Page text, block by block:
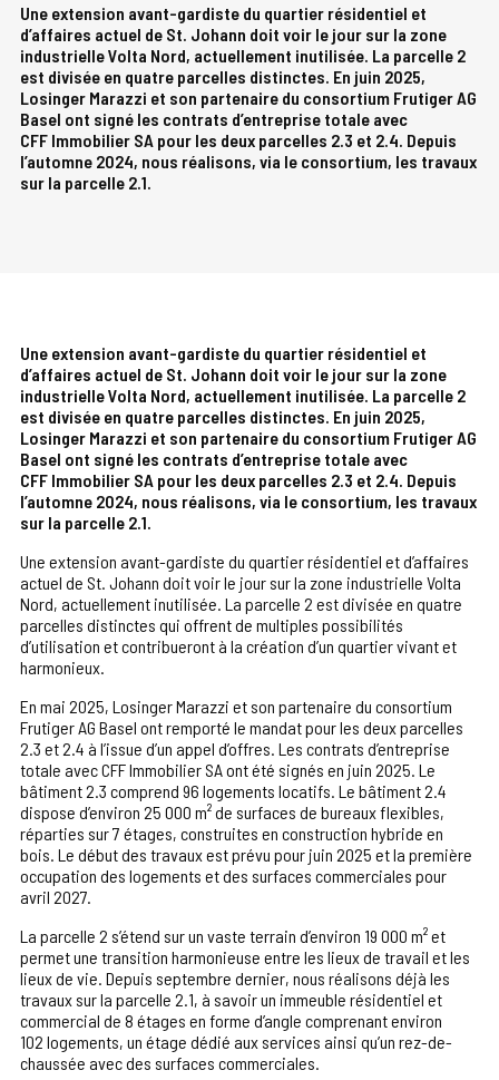
Une extension avant-gardiste du quartier résidentiel et
d’affaires actuel de St. Johann doit voir le jour sur la zone
industrielle Volta Nord, actuellement inutilisée. La parcelle 2
est divisée en quatre parcelles distinctes. En juin 2025,
Losinger Marazzi et son partenaire du consortium Frutiger AG
Basel ont signé les contrats d’entreprise totale avec
CFF Immobilier SA pour les deux parcelles 2.3 et 2.4. Depuis
l’automne 2024, nous réalisons, via le consortium, les travaux
sur la parcelle 2.1.
Une extension avant-gardiste du quartier résidentiel et
d’affaires actuel de St. Johann doit voir le jour sur la zone
industrielle Volta Nord, actuellement inutilisée. La parcelle 2
est divisée en quatre parcelles distinctes. En juin 2025,
Losinger Marazzi et son partenaire du consortium Frutiger AG
Basel ont signé les contrats d’entreprise totale avec
CFF Immobilier SA pour les deux parcelles 2.3 et 2.4. Depuis
l’automne 2024, nous réalisons, via le consortium, les travaux
sur la parcelle 2.1.
Une extension avant-gardiste du quartier résidentiel et d’affaires
actuel de St. Johann doit voir le jour sur la zone industrielle Volta
Nord, actuellement inutilisée. La parcelle 2 est divisée en quatre
parcelles distinctes qui offrent de multiples possibilités
d’utilisation et contribueront à la création d’un quartier vivant et
harmonieux.
En mai 2025, Losinger Marazzi et son partenaire du consortium
Frutiger AG Basel ont remporté le mandat pour les deux parcelles
2.3 et 2.4 à l’issue d’un appel d’offres. Les contrats d’entreprise
totale avec CFF Immobilier SA ont été signés en juin 2025. Le
bâtiment 2.3 comprend 96 logements locatifs. Le bâtiment 2.4
dispose d’environ 25 000 m² de surfaces de bureaux flexibles,
réparties sur 7 étages, construites en construction hybride en
bois. Le début des travaux est prévu pour juin 2025 et la première
occupation des logements et des surfaces commerciales pour
avril 2027.
La parcelle 2 s’étend sur un vaste terrain d’environ 19 000 m² et
permet une transition harmonieuse entre les lieux de travail et les
lieux de vie. Depuis septembre dernier, nous réalisons déjà les
travaux sur la parcelle 2.1, à savoir un immeuble résidentiel et
commercial de 8 étages en forme d’angle comprenant environ
102 logements, un étage dédié aux services ainsi qu’un rez-de-
chaussée avec des surfaces commerciales.